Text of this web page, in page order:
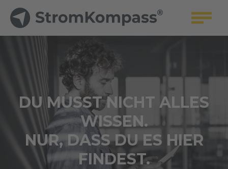
DU MUSST NICHT ALLES
WISSEN.
NUR, DASS DU ES HIER
FINDEST.